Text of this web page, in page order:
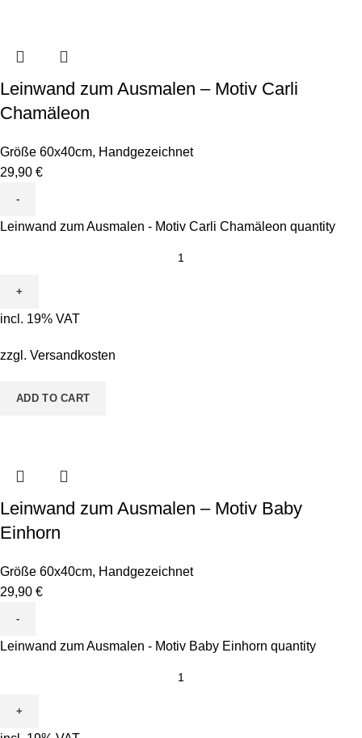
Leinwand zum Ausmalen – Motiv Carli
Chamäleon
Größe 60x40cm, Handgezeichnet
29,90 €
Leinwand zum Ausmalen - Motiv Carli Chamäleon quantity
incl. 19% VAT
zzgl. Versandkosten
ADD TO CART
Leinwand zum Ausmalen – Motiv Baby
Einhorn
Größe 60x40cm, Handgezeichnet
29,90 €
Leinwand zum Ausmalen - Motiv Baby Einhorn quantity